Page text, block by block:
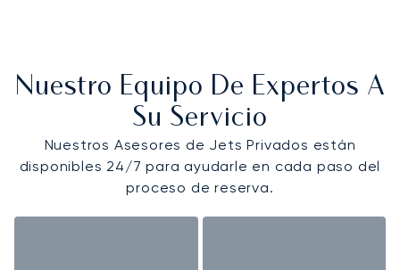
Nuestro Equipo De Expertos A
Su Servicio
Nuestros Asesores de Jets Privados están
disponibles 24/7 para ayudarle en cada paso del
proceso de reserva.